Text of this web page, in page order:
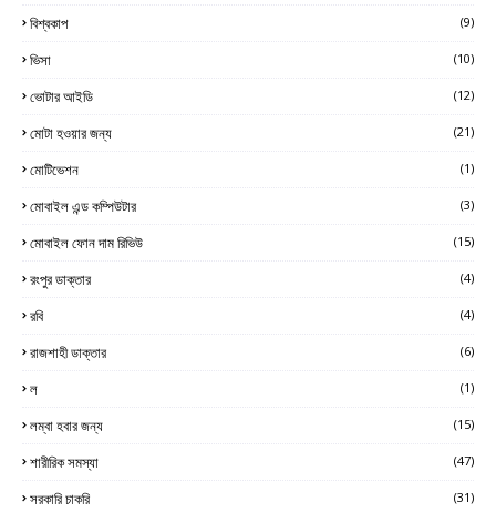
বিশ্বকাপ (9)
ভিসা (10)
ভোটার আইডি (12)
মোটা হওয়ার জন্য (21)
মোটিভেশন (1)
মোবাইল এন্ড কম্পিউটার (3)
মোবাইল ফোন দাম রিভিউ (15)
রংপুর ডাক্তার (4)
রবি (4)
রাজশাহী ডাক্তার (6)
ল (1)
লম্বা হবার জন্য (15)
শারীরিক সমস্যা (47)
সরকারি চাকরি (31)